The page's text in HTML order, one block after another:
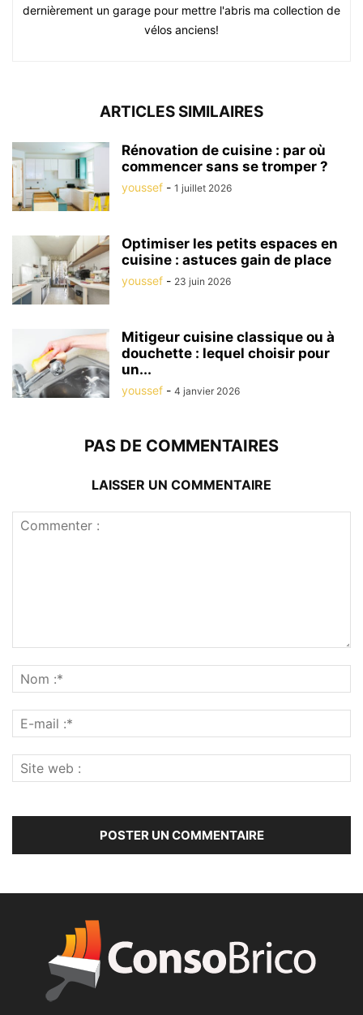
dernièrement un garage pour mettre l'abris ma collection de
vélos anciens!
ARTICLES SIMILAIRES
Rénovation de cuisine : par où
commencer sans se tromper ?
youssef - 1 juillet 2026
Optimiser les petits espaces en
cuisine : astuces gain de place
youssef - 23 juin 2026
Mitigeur cuisine classique ou à
douchette : lequel choisir pour
un...
youssef - 4 janvier 2026
PAS DE COMMENTAIRES
LAISSER UN COMMENTAIRE